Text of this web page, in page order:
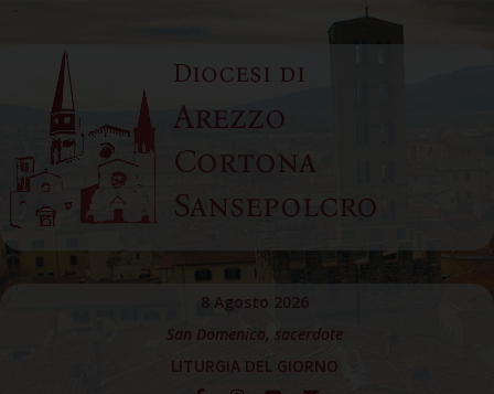
content
Diocesi di
Arezzo
Cortona
Sansepolcro
8 Agosto 2026
San Domenico, sacerdote
LITURGIA DEL GIORNO